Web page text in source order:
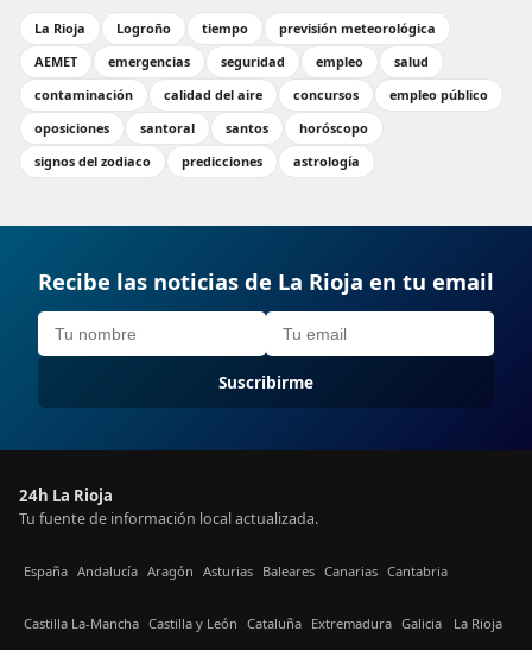
La Rioja Logroño tiempo
previsión meteorológica
AEMET
emergencias seguridad empleo
salud
contaminación
calidad del aire concursos
empleo público
oposiciones
santoral santos
horóscopo
signos del zodiaco
predicciones astrología
Recibe las noticias de La Rioja en tu email
Suscribirme
24h La Rioja
Tu fuente de información local actualizada.
España Andalucía Aragón Asturias Baleares Canarias Cantabria
Castilla La-Mancha Castilla y León Cataluña Extremadura Galicia La Rioja